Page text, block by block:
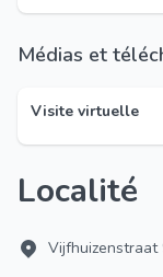
Médias et
Visite virtuelle
Localité
Vijfhuizenstraat